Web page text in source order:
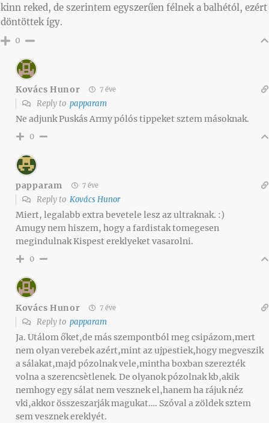
kinn reked, de szerintem egyszerűen félnek a balhétól, ezért
döntöttek így.
0
Kovács Hunor 7 éve
Reply to papparam
Ne adjunk Puskás Army pólós tippeket sztem másoknak.
0
papparam 7 éve
Reply to Kovács Hunor
Miert, legalabb extra bevetele lesz az ultraknak. :)
Amugy nem hiszem, hogy a fardistak tomegesen
megindulnak Kispest ereklyeket vasarolni.
0
Kovács Hunor 7 éve
Reply to papparam
Ja. Utálom őket,de más szempontból meg csipázom,mert
nem olyan verebek azért,mint az ujpestiek,hogy megveszik
a sálakat,majd pózolnak vele,mintha boxban szerezték
volna a szerencsètlenek. De olyanok pózolnak kb,akik
nemhogy egy sálat nem vesznek el,hanem ha rájuk néz
vki,akkor összeszarják magukat…. Szóval a zöldek sztem
sem vesznek ereklyét.